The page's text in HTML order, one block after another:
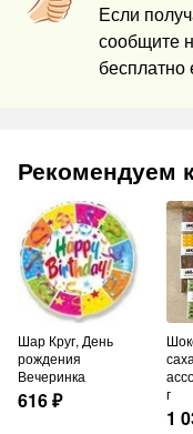
Если
сообщите
Рекомендуем
Шар Круг, День
рождения
Вечеринка
616₽
Шоколадбери без
г
1